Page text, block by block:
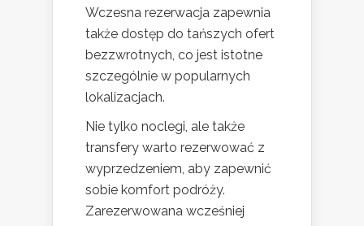
Wczesna rezerwacja zapewnia
także dostęp do tańszych ofert
bezzwrotnych, co jest istotne
szczególnie w popularnych
lokalizacjach.
Nie tylko noclegi, ale także
transfery warto rezerwować z
wyprzedzeniem, aby zapewnić
sobie komfort podróży.
Zarezerwowana wcześniej